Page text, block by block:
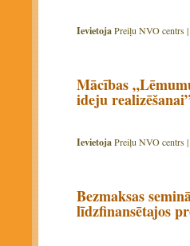
IevietojaPreiļu NVO centrs |
Mācības
ideju
IevietojaPreiļu NVO centrs |
Bezmaksas
līdzfinansētajos